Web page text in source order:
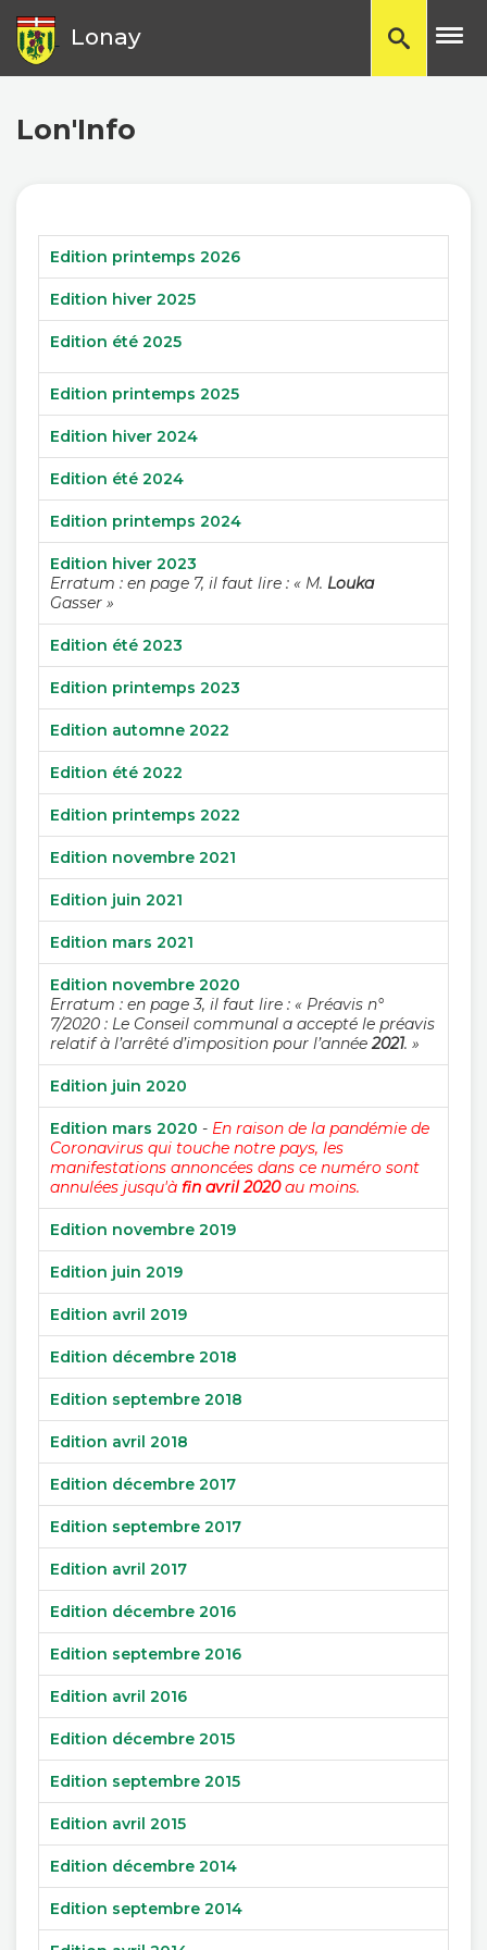
Lonay
Lon'Info
Edition printemps 2026
Edition hiver 2025
Edition été 2025
Edition printemps 2025
Edition hiver 2024
Edition été 2024
Edition printemps 2024
Edition hiver 2023
Erratum : en page 7, il faut lire : « M. Louka
Gasser »
Edition été 2023
Edition printemps 2023
Edition automne 2022
Edition été 2022
Edition printemps 2022
Edition novembre 2021
Edition juin 2021
Edition mars 2021
Edition novembre 2020
Erratum : en page 3, il faut lire : « Préavis n°
7/2020 : Le Conseil communal a accepté le préavis
relatif à l’arrêté d’imposition pour l’année2021. »
Edition juin 2020
Edition mars 2020 - En raison de la pandémie de
Coronavirus qui touche notre pays, les
manifestations annoncées dans ce numéro sont
annulées jusqu'à fin avril 2020au moins.
Edition novembre 2019
Edition juin 2019
Edition avril 2019
Edition décembre 2018
Edition septembre 2018
Edition avril 2018
Edition décembre 2017
Edition septembre 2017
Edition avril 2017
Edition décembre 2016
Edition septembre 2016
Edition avril 2016
Edition décembre 2015
Edition septembre 2015
Edition avril 2015
Edition décembre 2014
Edition septembre 2014